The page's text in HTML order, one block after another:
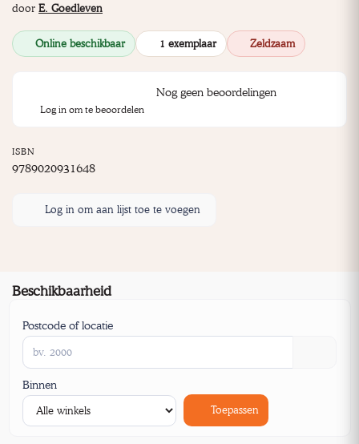
door E. Goedleven
Online beschikbaar 1 exemplaar Zeldzaam
Nog geen beoordelingen
Log in om te beoordelen
ISBN
9789020931648
Log in om aan lijst toe te voegen
Beschikbaarheid
Postcode of locatie
Binnen
Toepassen